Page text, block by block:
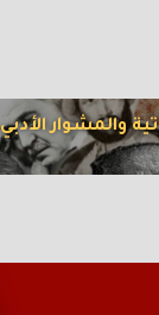
والمشوار